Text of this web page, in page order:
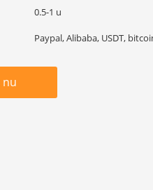
0.5-1 u
Paypal, Alibaba, USDT,
nu